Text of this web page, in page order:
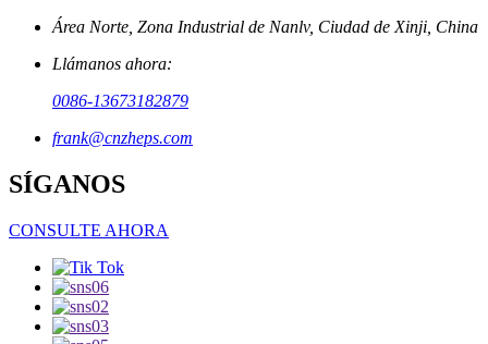
Área Norte, Zona Industrial de Nanlv, Ciudad de Xinji, China
Llámanos ahora:
0086-13673182879
frank@cnzheps.com
SÍGANOS
CONSULTE AHORA